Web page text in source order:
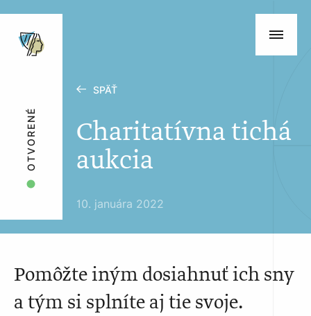
SPÄŤ
Charitatívna tichá
aukcia
10. januára 2022
OTVORENÉ
Pomôžte iným dosiahnuť ich sny
a tým si splníte aj tie svoje.